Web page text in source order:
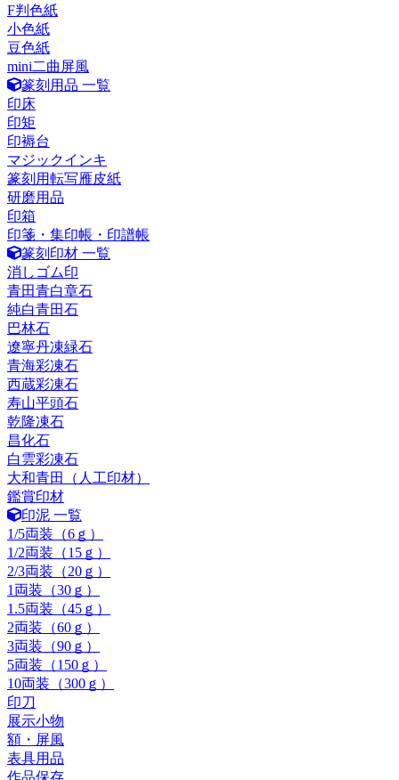
F判色紙
小色紙
豆色紙
mini二曲屏風
篆刻用品 一覧
印床
印矩
印褥台
マジックインキ
篆刻用転写雁皮紙
研磨用品
印箱
印箋・集印帳・印譜帳
篆刻印材 一覧
消しゴム印
青田青白章石
純白青田石
巴林石
遼寧丹凍緑石
青海彩凍石
西蔵彩凍石
寿山平頭石
乾隆凍石
昌化石
白雲彩凍石
大和青田（人工印材）
鑑賞印材
印泥 一覧
1/5両装（6ｇ）
1/2両装（15ｇ）
2/3両装（20ｇ）
1両装（30ｇ）
1.5両装（45ｇ）
2両装（60ｇ）
3両装（90ｇ）
5両装（150ｇ）
10両装（300ｇ）
印刀
展示小物
額・屏風
表具用品
作品保存